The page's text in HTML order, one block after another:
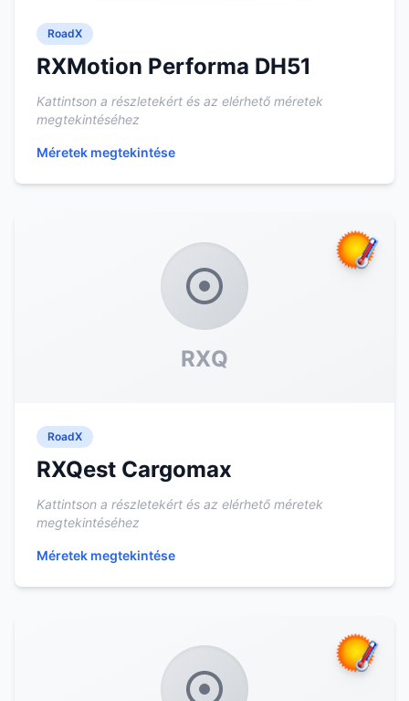
RoadX
RXMotion Performa DH51
Kattintson a részletekért és az elérhető méretek
megtekintéséhez
Méretek megtekintése
RXQ
RoadX
RXQest Cargomax
Kattintson a részletekért és az elérhető méretek
megtekintéséhez
Méretek megtekintése